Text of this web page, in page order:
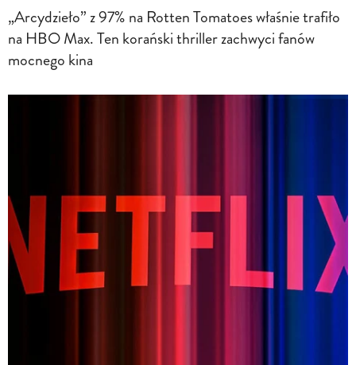
„Arcydzieło” z 97% na Rotten Tomatoes właśnie trafiło
na HBO Max. Ten korański thriller zachwyci fanów
mocnego kina